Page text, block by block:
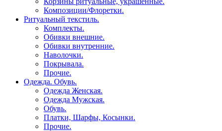
Композиции/Флоретки.
Ритуальный текстиль.
Комплекты.
Обивки внешние.
Обивки внутренние.
Наволочки.
Покрывала.
Прочие.
Одежда. Обувь.
Одежда Женская.
Одежда Мужская.
Обувь.
Платки, Шарфы, Косынки.
Прочие.